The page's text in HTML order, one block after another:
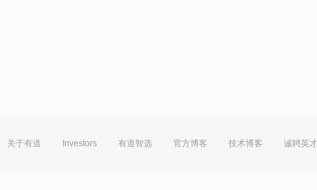
关于有道 Investors 有道智选 官方博客 技术博客 诚聘英才